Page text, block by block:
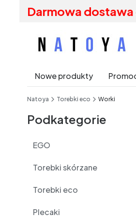
Darmowa
Nowe produkty
Natoya Torebki eco Worki
Podkategorie
EGO
Torebki skórzane
Torebki eco
Plecaki